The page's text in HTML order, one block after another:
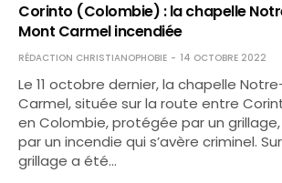
Corinto (Colombie) : la chapelle
Mont Carmel incendiée
RÉDACTION CHRISTIANOPHOBIE 14 OCTOBRE 2022
Le 11 octobre dernier, la chapelle
Carmel, située sur la route entre
en Colombie, protégée par un
par un incendie qui s’avère criminel.
grillage a été…